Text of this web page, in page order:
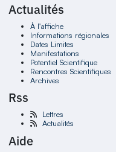
Actualités
À l'affiche
Informations régionales
Dates Limites
Manifestations
Potentiel Scientifique
Rencontres Scientifiques
Archives
Rss
Lettres
Actualités
Aide